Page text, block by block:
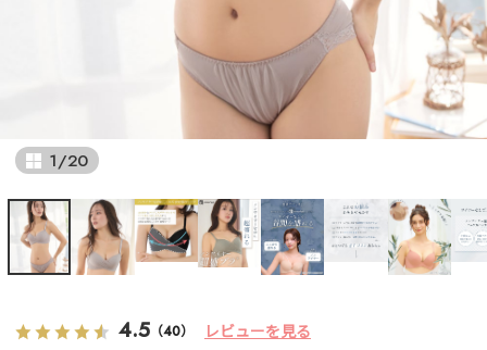
1/20
4.5 （40） レビューを見る